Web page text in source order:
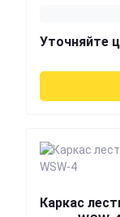
Уточняйте
Каркас